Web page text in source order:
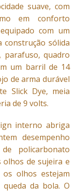
suave, com
em conforto
com um
construção sólida
parafuso, quadro
um barril de 14
de arma durável
Slick Dye, meia
de 9 volts.
interno abriga
desempenho
policarbonato
de sujeira e
olhos estejam
da bola. O